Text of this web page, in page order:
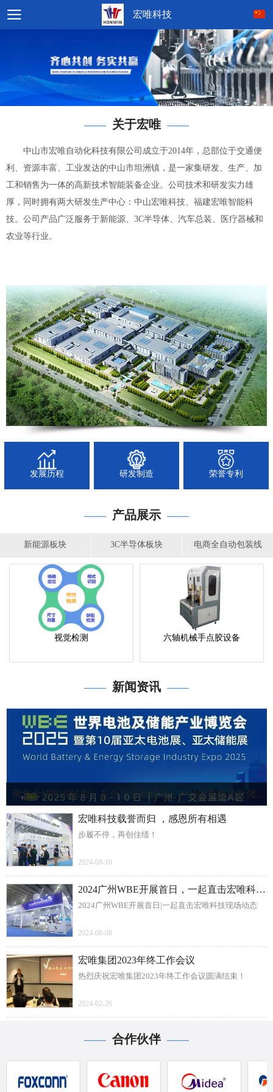
宏唯科技
—— 关于宏唯 ——
中山市宏唯自动化科技有限公司成立于2014年，总部位于交通便
利、资源丰富、工业发达的中山市坦洲镇，是一家集研发、生产、加
工和销售为一体的高新技术智能装备企业。公司技术和研发实力雄
厚，同时拥有两大研发生产中心：中山宏唯科技、福建宏唯智能科
技。公司产品广泛服务于新能源、3C半导体、汽车总装、医疗器械和
农业等行业。
发展历程 研发制造 荣誉专利
—— 产品展示 ——
新能源板块 3C半导体板块 电商全自动包装线
视觉检测 六轴机械手点胶设备
—— 新闻资讯 ——
聚焦全球能源转型，共创产业新机遇｜2025世界电池及储能产业博览会！
宏唯科技载誉而归 ，感恩所有相遇
步履不停，再创佳绩！
2024-08-10
2024广州WBE开展首日，一起直击宏唯科技现场动态
2024广州WBE开展首日|一起直击宏唯科技现场动态
2024-08-08
宏唯集团2023年终工作会议
热烈庆祝宏唯集团2023年终工作会议圆满结束！
2024-02-26
—— 合作伙伴 ——